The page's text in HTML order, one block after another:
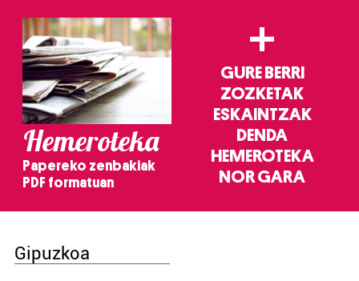
Hemeroteka
Papereko zenbakiak
PDF formatuan
+
GURE BERRI
ZOZKETAK
ESKAINTZAK
DENDA
HEMEROTEKA
NOR GARA
Gipuzkoa